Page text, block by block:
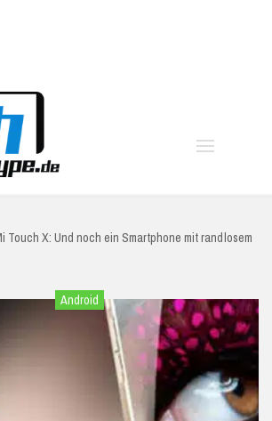
Touch X: Und noch ein Smartphone mit randlosem
Android